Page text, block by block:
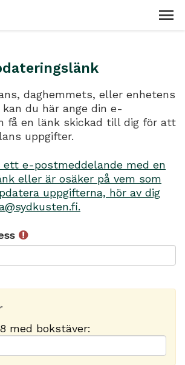
daghemmets, eller enhetens
du här ange din e-
få en länk skickad till dig för att
uppgifter.
ett e-postmeddelande med en
eller är osäker på vem som
uppgifterna, hör av dig
med bokstäver: